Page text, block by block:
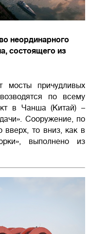
неординарного
состоящего из
мосты причудливых
по всему
в Чанша (Китай) –
Сооружение, по
вверх, то вниз, как в
выполнено из